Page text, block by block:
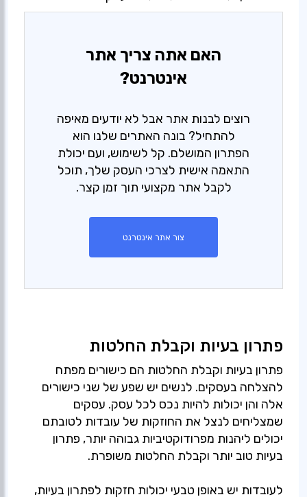
האם אתה צריך אתר
אינטרנט?
רוצים לבנות אתר אבל לא יודעים מאיפה
להתחיל? בונה האתרים שלנו הוא
הפתרון המושלם. קל לשימוש, ועם יכולת
התאמה אישית לצרכי העסק שלך, תוכל
לקבל אתר מקצועי תוך זמן קצר.
צור אתר אינטרנט
פתרון בעיות וקבלת החלטות
פתרון בעיות וקבלת החלטות הם כישורים מפתח
להצלחה בעסקים. לנשים יש שפע של שני כישורים
אלה והן יכולות להיות נכס לכל עסק. עסקים
שמצליחים לנצל את החוזקות של עובדות לטובתם
יכולים ליהנות מפרודוקטיביות גבוהה יותר, פתרון
לעובדות יש באופן טבעי יכולות חזקות לפתרון בעיות,